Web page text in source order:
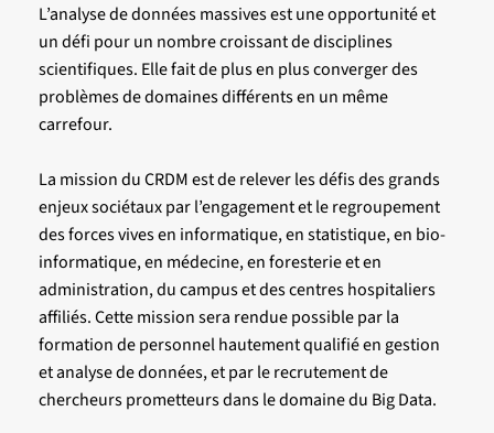
L’analyse de données massives est une opportunité et
un défi pour un nombre croissant de disciplines
scientifiques. Elle fait de plus en plus converger des
problèmes de domaines différents en un même
carrefour.
La mission du CRDM est de relever les défis des grands
enjeux sociétaux par l’engagement et le regroupement
des forces vives en informatique, en statistique, en bio-
informatique, en médecine, en foresterie et en
administration, du campus et des centres hospitaliers
affiliés. Cette mission sera rendue possible par la
formation de personnel hautement qualifié en gestion
et analyse de données, et par le recrutement de
chercheurs prometteurs dans le domaine du Big Data.